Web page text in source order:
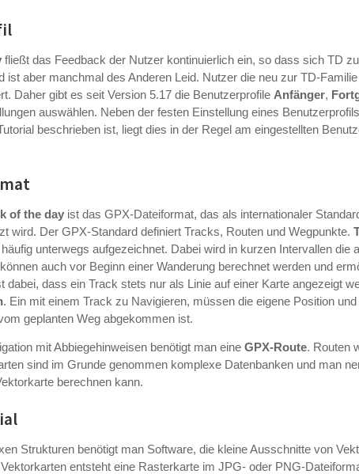
fließt das Feedback der Nutzer kontinuierlich ein, so dass sich TD
ist aber manchmal des Anderen Leid. Nutzer die neu zur TD-
Daher gibt es seit Version 5.17 die Benutzerprofile Anfänger,
auswählen. Neben der festen Einstellung eines
beschrieben ist, liegt dies in der Regel am eingestellten
of the day ist das GPX-Dateiformat, das als internationaler
wird. Der GPX-Standard definiert Tracks, Routen und Wegpunkte.
unterwegs aufgezeichnet. Dabei wird in kurzen Intervallen
auch vor Beginn einer Wanderung berechnet werden und
dabei, dass ein Track stets nur als Linie auf einer Karte angezeigt
. Ein mit einem Track zu Navigieren, müssen die eigene Position
geplanten Weg abgekommen ist.
mit Abbiegehinweisen benötigt man eineGPX-Route. Routen
sind im Grunde genommen komplexe Datenbanken und man
berechnen kann.
Strukturen benötigt man Software, die kleine Ausschnitte von
entsteht eine Rasterkarte im JPG- oder PNG-